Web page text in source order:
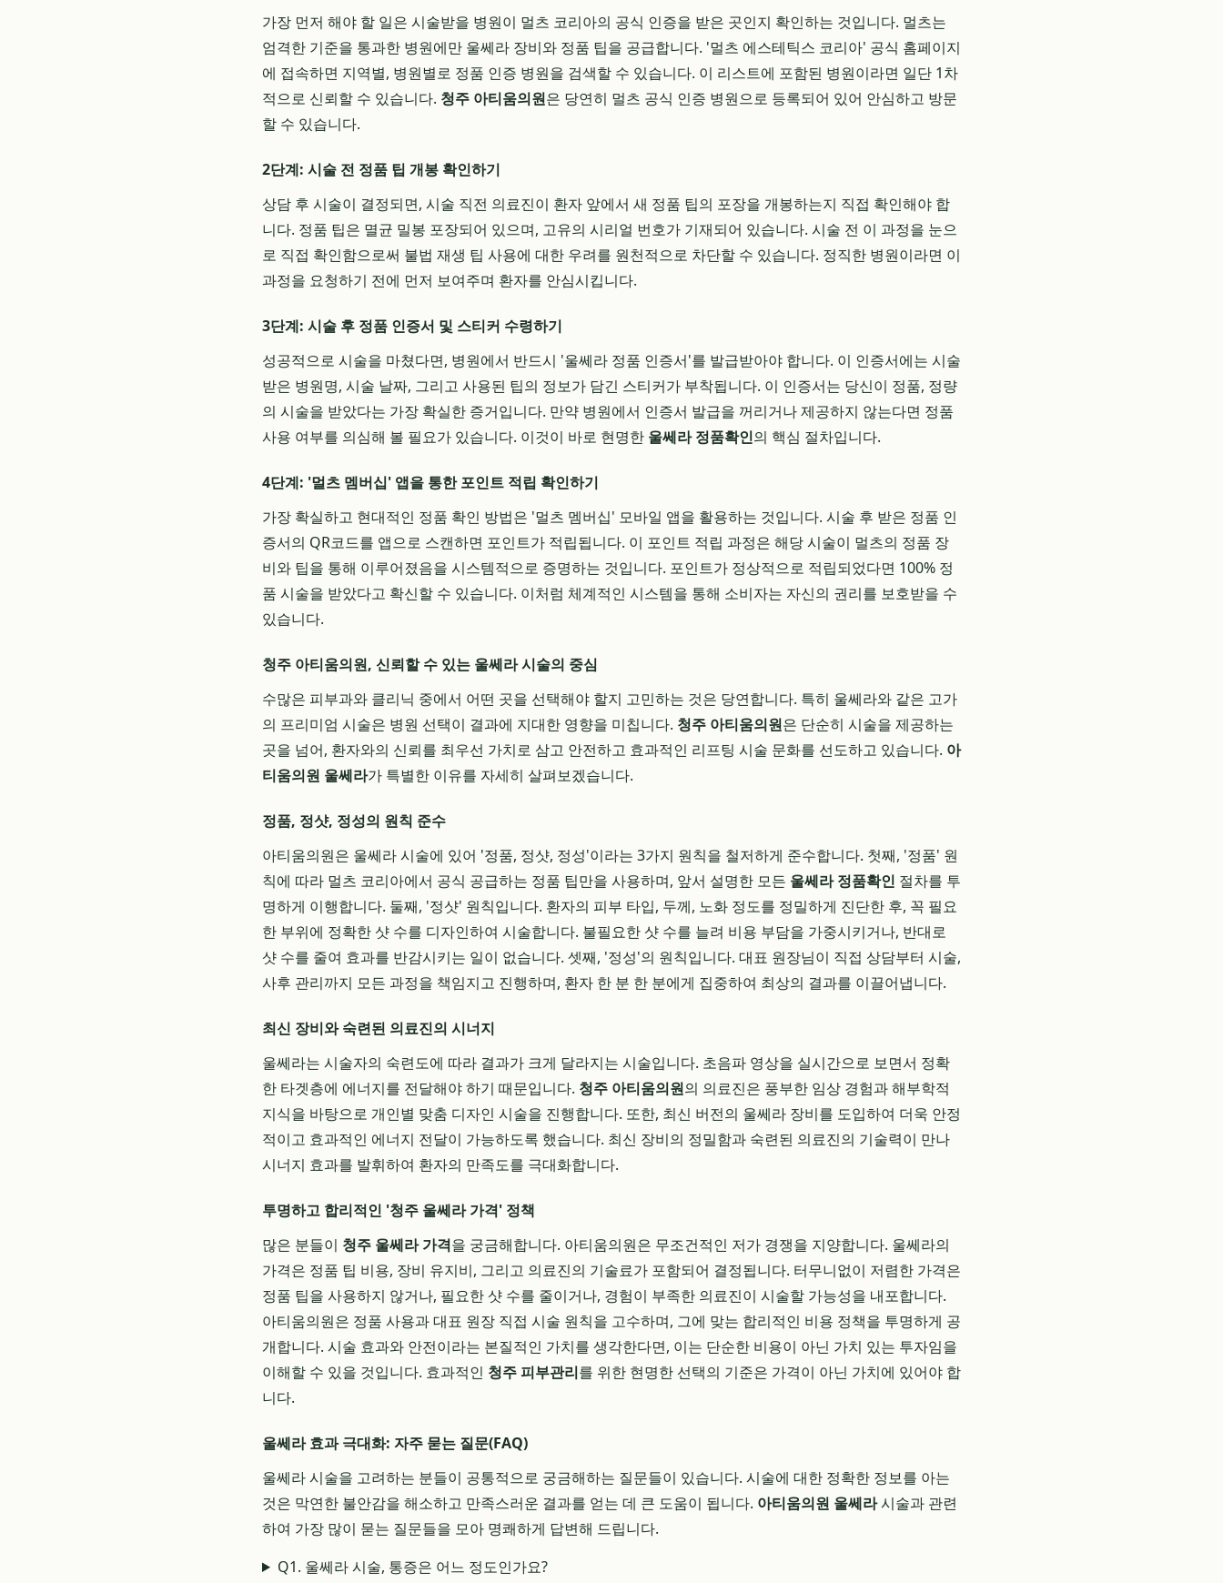
가장 먼저 해야 할 일은 시술받을 병원이 멀츠 코리아의 공식 인증을 받은 곳인지 확인하는 것입니다. 멀츠는
엄격한 기준을 통과한 병원에만 울쎄라 장비와 정품 팁을 공급합니다. '멀츠 에스테틱스 코리아' 공식 홈페이지
에 접속하면 지역별, 병원별로 정품 인증 병원을 검색할 수 있습니다. 이 리스트에 포함된 병원이라면 일단 1차
적으로 신뢰할 수 있습니다. 청주 아티움의원은 당연히 멀츠 공식 인증 병원으로 등록되어 있어 안심하고 방문
할 수 있습니다.
2단계: 시술 전 정품 팁 개봉 확인하기
상담 후 시술이 결정되면, 시술 직전 의료진이 환자 앞에서 새 정품 팁의 포장을 개봉하는지 직접 확인해야 합
니다. 정품 팁은 멸균 밀봉 포장되어 있으며, 고유의 시리얼 번호가 기재되어 있습니다. 시술 전 이 과정을 눈으
로 직접 확인함으로써 불법 재생 팁 사용에 대한 우려를 원천적으로 차단할 수 있습니다. 정직한 병원이라면 이
과정을 요청하기 전에 먼저 보여주며 환자를 안심시킵니다.
3단계: 시술 후 정품 인증서 및 스티커 수령하기
성공적으로 시술을 마쳤다면, 병원에서 반드시 '울쎄라 정품 인증서'를 발급받아야 합니다. 이 인증서에는 시술
받은 병원명, 시술 날짜, 그리고 사용된 팁의 정보가 담긴 스티커가 부착됩니다. 이 인증서는 당신이 정품, 정량
의 시술을 받았다는 가장 확실한 증거입니다. 만약 병원에서 인증서 발급을 꺼리거나 제공하지 않는다면 정품
사용 여부를 의심해 볼 필요가 있습니다. 이것이 바로 현명한 울쎄라 정품확인의 핵심 절차입니다.
4단계: '멀츠 멤버십' 앱을 통한 포인트 적립 확인하기
가장 확실하고 현대적인 정품 확인 방법은 '멀츠 멤버십' 모바일 앱을 활용하는 것입니다. 시술 후 받은 정품 인
증서의 QR코드를 앱으로 스캔하면 포인트가 적립됩니다. 이 포인트 적립 과정은 해당 시술이 멀츠의 정품 장
비와 팁을 통해 이루어졌음을 시스템적으로 증명하는 것입니다. 포인트가 정상적으로 적립되었다면 100% 정
품 시술을 받았다고 확신할 수 있습니다. 이처럼 체계적인 시스템을 통해 소비자는 자신의 권리를 보호받을 수
있습니다.
청주 아티움의원, 신뢰할 수 있는 울쎄라 시술의 중심
수많은 피부과와 클리닉 중에서 어떤 곳을 선택해야 할지 고민하는 것은 당연합니다. 특히 울쎄라와 같은 고가
의 프리미엄 시술은 병원 선택이 결과에 지대한 영향을 미칩니다. 청주 아티움의원은 단순히 시술을 제공하는
곳을 넘어, 환자와의 신뢰를 최우선 가치로 삼고 안전하고 효과적인 리프팅 시술 문화를 선도하고 있습니다. 아
티움의원 울쎄라가 특별한 이유를 자세히 살펴보겠습니다.
정품, 정샷, 정성의 원칙 준수
아티움의원은 울쎄라 시술에 있어 '정품, 정샷, 정성'이라는 3가지 원칙을 철저하게 준수합니다. 첫째, '정품' 원
칙에 따라 멀츠 코리아에서 공식 공급하는 정품 팁만을 사용하며, 앞서 설명한 모든 울쎄라 정품확인 절차를 투
명하게 이행합니다. 둘째, '정샷' 원칙입니다. 환자의 피부 타입, 두께, 노화 정도를 정밀하게 진단한 후, 꼭 필요
한 부위에 정확한 샷 수를 디자인하여 시술합니다. 불필요한 샷 수를 늘려 비용 부담을 가중시키거나, 반대로
샷 수를 줄여 효과를 반감시키는 일이 없습니다. 셋째, '정성'의 원칙입니다. 대표 원장님이 직접 상담부터 시술,
사후 관리까지 모든 과정을 책임지고 진행하며, 환자 한 분 한 분에게 집중하여 최상의 결과를 이끌어냅니다.
최신 장비와 숙련된 의료진의 시너지
울쎄라는 시술자의 숙련도에 따라 결과가 크게 달라지는 시술입니다. 초음파 영상을 실시간으로 보면서 정확
한 타겟층에 에너지를 전달해야 하기 때문입니다. 청주 아티움의원의 의료진은 풍부한 임상 경험과 해부학적
지식을 바탕으로 개인별 맞춤 디자인 시술을 진행합니다. 또한, 최신 버전의 울쎄라 장비를 도입하여 더욱 안정
적이고 효과적인 에너지 전달이 가능하도록 했습니다. 최신 장비의 정밀함과 숙련된 의료진의 기술력이 만나
시너지 효과를 발휘하여 환자의 만족도를 극대화합니다.
투명하고 합리적인 '청주 울쎄라 가격' 정책
많은 분들이 청주 울쎄라 가격을 궁금해합니다. 아티움의원은 무조건적인 저가 경쟁을 지양합니다. 울쎄라의
가격은 정품 팁 비용, 장비 유지비, 그리고 의료진의 기술료가 포함되어 결정됩니다. 터무니없이 저렴한 가격은
정품 팁을 사용하지 않거나, 필요한 샷 수를 줄이거나, 경험이 부족한 의료진이 시술할 가능성을 내포합니다.
아티움의원은 정품 사용과 대표 원장 직접 시술 원칙을 고수하며, 그에 맞는 합리적인 비용 정책을 투명하게 공
개합니다. 시술 효과와 안전이라는 본질적인 가치를 생각한다면, 이는 단순한 비용이 아닌 가치 있는 투자임을
이해할 수 있을 것입니다. 효과적인 청주 피부관리를 위한 현명한 선택의 기준은 가격이 아닌 가치에 있어야 합
니다.
울쎄라 효과 극대화: 자주 묻는 질문(FAQ)
울쎄라 시술을 고려하는 분들이 공통적으로 궁금해하는 질문들이 있습니다. 시술에 대한 정확한 정보를 아는
것은 막연한 불안감을 해소하고 만족스러운 결과를 얻는 데 큰 도움이 됩니다. 아티움의원 울쎄라시술과 관련
하여 가장 많이 묻는 질문들을 모아 명쾌하게 답변해 드립니다.
Q1. 울쎄라 시술, 통증은 어느 정도인가요?